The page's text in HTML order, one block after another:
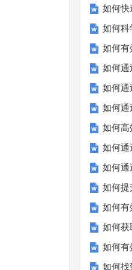
如何快
如何科
如何有
如何通
如何通
如何通
如何高
如何通
如何通
如何提
如何有
如何获
如何有
如何找